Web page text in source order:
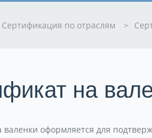
Сертификация по отраслям >
на
валенки оформляется для